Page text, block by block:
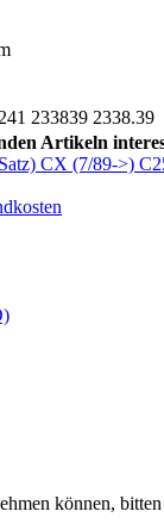
233839 2338.39
Artikeln
können,